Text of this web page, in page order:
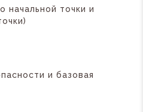
начальной точки и
и базовая